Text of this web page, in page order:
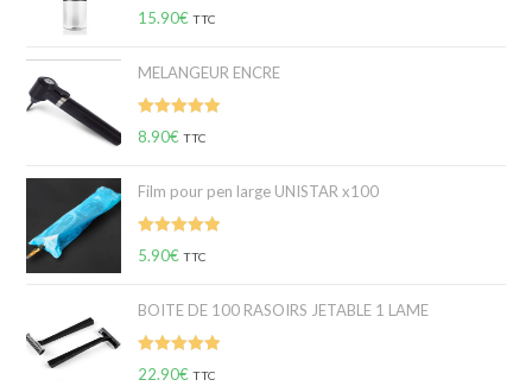
Note5.00
15.90€ TTC
MELANGEUR ENCRE
Note5.00
8.90€ TTC
Film pour pen large UNISTAR x100
Note5.00
5.90€ TTC
BOITE DE 100 RASOIRS JETABLE 1 LAME
Note5.00
22.90€ TTC